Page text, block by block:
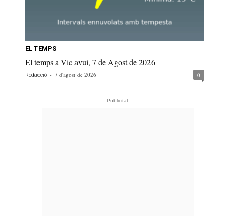
EL TEMPS
El temps a Vic avui, 7 de Agost de 2026
Redacció - 7 d'agost de 2026 0
- Publicitat -